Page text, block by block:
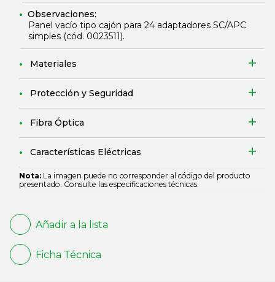
Observaciones:
Panel vacío tipo cajón para 24 adaptadores SC/APC
simples (cód. 0023511).
Materiales
Protección y Seguridad
Fibra Óptica
Características Eléctricas
Nota: La imagen puede no corresponder al código del producto
presentado. Consulte las especificaciones técnicas.
Añadir a la lista
Ficha Técnica